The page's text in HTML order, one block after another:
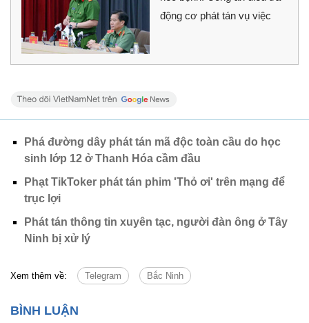
động cơ phát tán vụ việc
Phá đường dây phát tán mã độc toàn cầu do học
sinh lớp 12 ở Thanh Hóa cầm đầu
Phạt TikToker phát tán phim 'Thỏ ơi' trên mạng để
trục lợi
Phát tán thông tin xuyên tạc, người đàn ông ở Tây
Ninh bị xử lý
Xem thêm về: Telegram Bắc Ninh